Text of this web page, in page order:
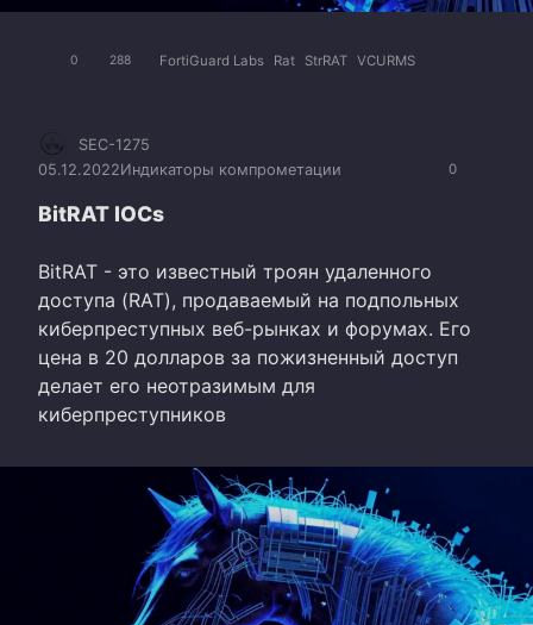
0 288 FortiGuard Labs Rat StrRAT VCURMS
0
SEC-1275
05.12.2022Индикаторы компрометации
BitRAT IOCs
BitRAT - это известный троян удаленного
доступа (RAT), продаваемый на подпольных
киберпреступных веб-рынках и форумах. Его
цена в 20 долларов за пожизненный доступ
делает его неотразимым для
киберпреступников